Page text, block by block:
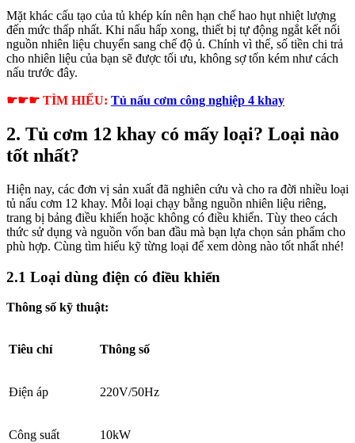
Mặt khác cấu tạo của tủ khép kín nên hạn chế hao hụt nhiệt lượng
đến mức thấp nhất. Khi nấu hấp xong, thiết bị tự động ngắt kết nối
nguồn nhiên liệu chuyển sang chế độ ủ. Chính vì thế, số tiền chi trả
cho nhiên liệu của bạn sẽ được tối ưu, không sợ tốn kém như cách
nấu trước đây.
☛☛☛ TÌM HIỂU: Tủ nấu cơm công nghiệp 4 khay
2. Tủ cơm 12 khay có mấy loại? Loại nào
tốt nhất?
Hiện nay, các đơn vị sản xuất đã nghiên cứu và cho ra đời nhiều loại
tủ nấu cơm 12 khay. Mỗi loại chạy bằng nguồn nhiên liệu riêng,
trang bị bảng điều khiển hoặc không có điều khiển. Tùy theo cách
thức sử dụng và nguồn vốn ban đầu mà bạn lựa chọn sản phẩm cho
phù hợp. Cùng tìm hiểu kỹ từng loại để xem dòng nào tốt nhất nhé!
2.1 Loại dùng điện có điều khiển
Thông số kỹ thuật:
Tiêu chí Thông số
Điện áp 220V/50Hz
Công suất 10kW